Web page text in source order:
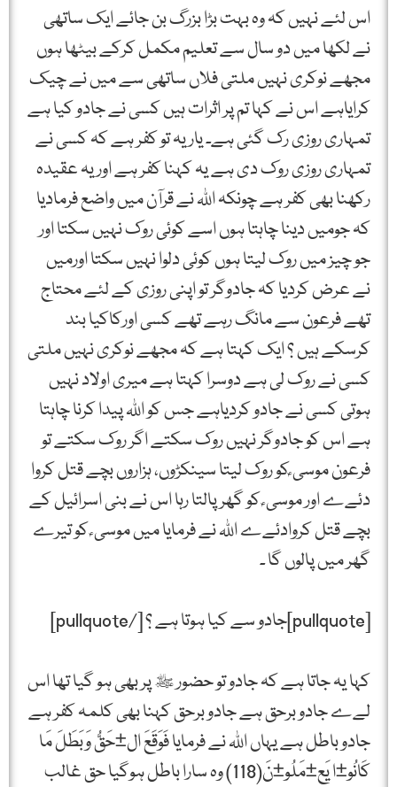
اس لئے نہیں کہ وہ بہت بڑا بزرگ بن جائے ایک ساتھی
نے لکھا میں دو سال سے تعلیم مکمل کرکے بیٹھا ہوں
مجھے نوکری نہیں ملتی فلاں ساتھی سے میں نے چیک
کرایاہے اس نے کہا تم پر اثرات ہیں کسی نے جادو کیا ہے
تمہاری روزی رک گئی ہے۔ یاریہ تو کفر ہے کہ کسی نے
تمہاری روزی روک دی ہے یہ کہنا کفر ہے اوریہ عقیدہ
رکھنا بھی کفر ہے چونکہ اﷲ نے قرآن میں واضع فرمادیا
کہ جومیں دینا چاہتا ہوں اسے کوئی روک نہیں سکتا اور
جو چیز میں روک لیتا ہوں کوئی دلوا نہیں سکتا اورمیں
نے عرض کردیا کہ جادوگر تو اپنی روزی کے لئے محتاج
تھے فرعون سے مانگ رہے تھے کسی اورکاکیا بند
کرسکے ہیں ؟ ایک کہتا ہے کہ مجھے نوکری نہیں ملتی
کسی نے روک لی ہے دوسرا کہتا ہے میری اولاد نہیں
ہوتی کسی نے جادو کردیاہے جس کو اﷲ پیدا کرنا چاہتا
ہے اس کو جادوگر نہیں روک سکتے اگر روک سکتے تو
فرعون موسی ؑکو روک لیتا سینکڑوں، ہزاروں بچے قتل کروا
دئےے اور موسی ؑ کو گھر پالتا رہا اس نے بنی اسرائیل کے
بچے قتل کروادئےے اﷲ نے فرمایا میں موسی ؑ کو تیرے
گھر میں پالوں گا ۔
[pullquote]جادو سے کیا ہوتا ہے ؟ [/pullquote]
کہا یہ جاتا ہے کہ جادو تو حضور ﷺ پر بھی ہو گیا تھا اس
لےے جادو برحق ہے جادو برحق کہنا بھی کلمہ کفر ہے
جادو باطل ہے یہاں اﷲ نے فرمایا فَوَقَعَ ال±حَقُّ وَبَطَلَ مَا
کَانُو±ا یَع±مَلُو±نَ(118) وہ سارا باطل ہوگیا حق غالب